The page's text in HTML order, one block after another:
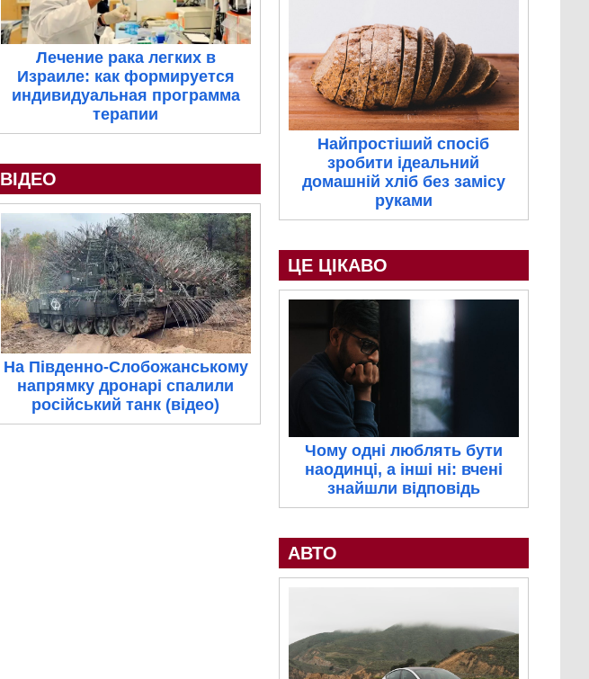
Лечение рака легких в
Израиле: как формируется
индивидуальная программа
терапии
ВІДЕО
На Південно-Слобожанському
напрямку дронарі спалили
російський танк (відео)
Найпростіший спосіб
зробити ідеальний
домашній хліб без замісу
руками
ЦЕ ЦІКАВО
Чому одні люблять бути
наодинці, а інші ні: вчені
знайшли відповідь
АВТО